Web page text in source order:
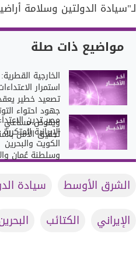
لـ"سيادة الدولتين وسلامة
مواضيع ذات صلة
الخارجية القطرية:
استمرار
تصعيد خطير
جهود احتواء
ويقوض مساعي
تحقيق الأمن
مصر تدين
الإيرانية
الكويت والبحرين
وسلطنة عُمان
الشرق الأوسط سيادة
الإيراني
الكتائب